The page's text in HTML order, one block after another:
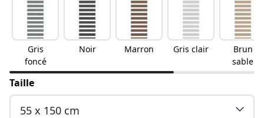
Gris
foncé
Noir Marron Gris clair
Brun
sable
Taille
55 x 150 cm